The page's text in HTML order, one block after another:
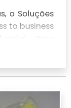
o Soluções
to business
Para
mais dos